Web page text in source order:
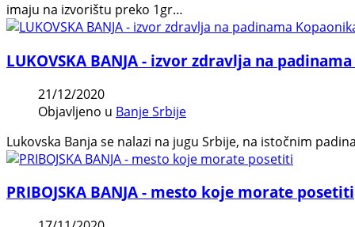
imaju na izvorištu preko 1gr…
LUKOVSKA BANJA - izvor zdravlja na
21/12/2020
Objavljeno u Banje Srbije
Lukovska Banja se nalazi na jugu Srbije, na istočnim
PRIBOJSKA BANJA - mesto koje morate posetiti